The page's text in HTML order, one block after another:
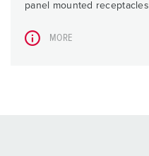
panel mounted receptacles
MORE